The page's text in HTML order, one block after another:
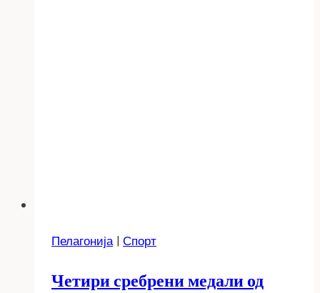
Пелагонија| Спорт
Четири сребрени медали од